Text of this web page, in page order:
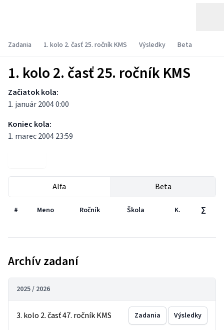
Zadania 1. kolo 2. časť 25. ročník KMS Výsledky Beta
1. kolo 2. časť 25. ročník KMS
Začiatok kola:
1. január 2004 0:00
Koniec kola:
1. marec 2004 23:59
Alfa Beta
# Meno Ročník Škola K. ∑
Archív zadaní
2025 / 2026
3. kolo 2. časť 47. ročník KMS Zadania Výsledky